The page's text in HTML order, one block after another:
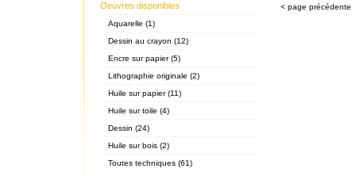
Oeuvres disponibles
Aquarelle (1)
Dessin au crayon (12)
Encre sur papier (5)
Lithographie originale (2)
Huile sur papier (11)
Huile sur toile (4)
Dessin (24)
Huile sur bois (2)
Toutes techniques (61)
< page précédente